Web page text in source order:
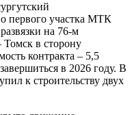
первого участка МТК
на 76-м
Томск в сторону
контракта – 5,5
в 2026 году. В
к строительству двух